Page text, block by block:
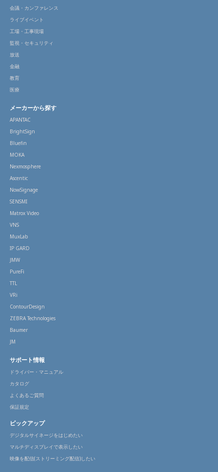
会議・カンファレンス
ライブイベント
工場・工事現場
監視・セキュリティ
放送
金融
教育
医療
メーカーから探す
APANTAC
BrightSign
Bluefin
MOKA
Nexmosphere
Ascentic
NowSignage
SENSMI
Matrox Video
VNS
MuxLab
IP GARD
JMW
PureFi
TTL
VRi
ContourDesign
ZEBRA Technologies
Baumer
JM
サポート情報
ドライバー・マニュアル
カタログ
よくあるご質問
保証規定
ピックアップ
デジタルサイネージをはじめたい
マルチディスプレイで表示したい
映像を配信(ストリーミング配信)したい